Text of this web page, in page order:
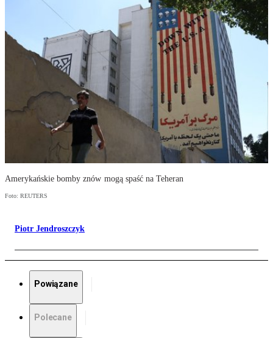
Amerykańskie bomby znów mogą spaść na Teheran
Foto: REUTERS
Piotr Jendroszczyk
Powiązane
Polecane